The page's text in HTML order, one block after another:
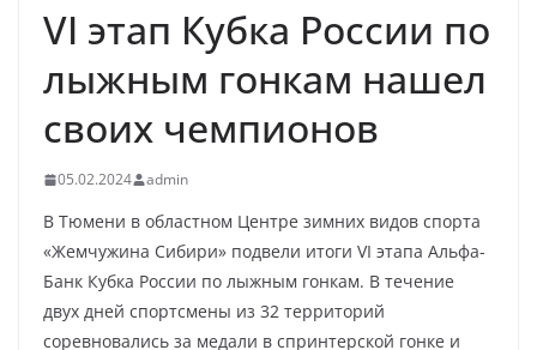
VI этап Кубка России по
лыжным гонкам нашел
своих чемпионов
05.02.2024 admin
В Тюмени в областном Центре зимних видов спорта
«Жемчужина Сибири» подвели итоги VI этапа Альфа-
Банк Кубка России по лыжным гонкам. В течение
двух дней спортсмены из 32 территорий
соревновались за медали в спринтерской гонке и